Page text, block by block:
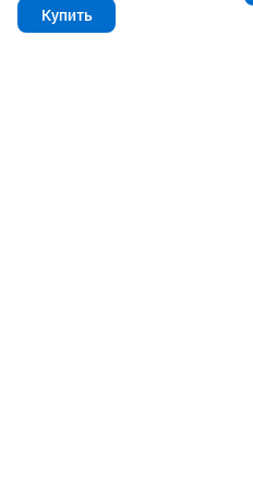
Купить